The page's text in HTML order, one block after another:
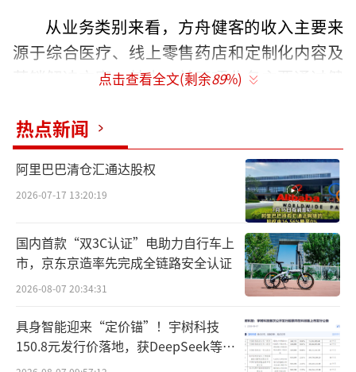
从业务类别来看，方舟健客的收入主要来
源于综合医疗、线上零售药店和定制化内容及
营销解决方案。其中，前两项业务主要通过健
业，实现了从C端到B端的全覆盖。
根据灼识咨询的资料，以2022年平均月活
跃用户计，方舟健客是中国最大的在线慢病管
点击查看全文(剩余89%)
热点新闻
阿里巴巴清仓汇通达股权
2026-07-17 13:20:19
国内首款“双3C认证”电助力自行车上
市，京东京造率先完成全链路安全认证
2026-08-07 20:34:31
具身智能迎来“定价锚”！宇树科技
150.8元发行价落地，获DeepSeek等豪
华战配加持